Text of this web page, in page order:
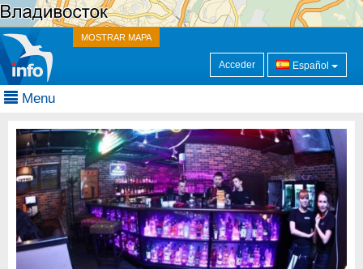
MOSTRAR MAPA
Acceder Español
Menu